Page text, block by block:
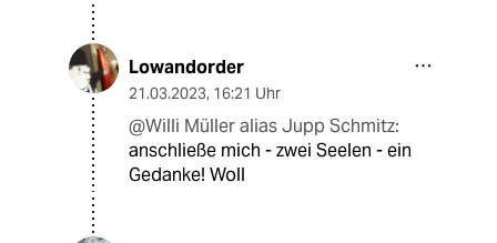
Lowandorder
21.03.2023, 16:21 Uhr
@Willi Müller alias Jupp Schmitz:
anschließe mich - zwei Seelen - ein
Gedanke! Woll